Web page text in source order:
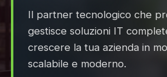
FAQ
Support
Il partner tecnologico che
gestisce soluzioni IT
crescere la tua azienda in
scalabile e moderno.